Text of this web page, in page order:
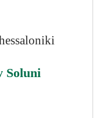
Soluni